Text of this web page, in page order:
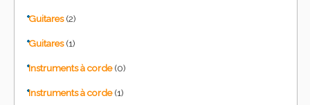
Guitares(2)
Guitares(1)
Instruments à corde(0)
Instruments à corde(1)